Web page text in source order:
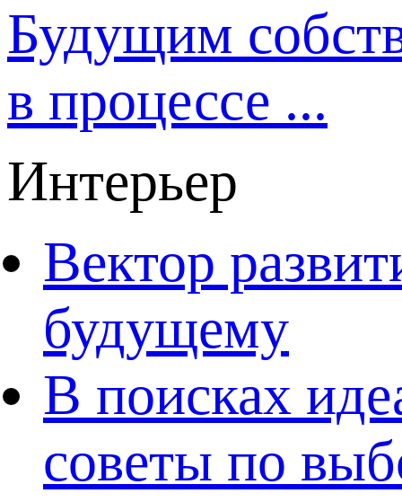
Будущим
в процессе ...
Интерьер
Вектор
будущему
В поисках
советы по